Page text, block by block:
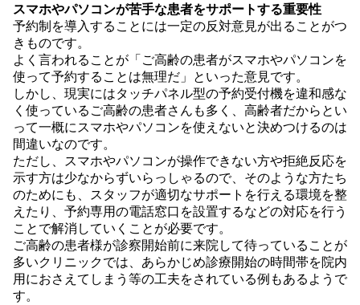
スマホやパソコンが苦手な患者をサポートする重要性
予約制を導入することには一定の反対意見が出ることがつ
きものです。
よく言われることが「ご高齢の患者がスマホやパソコンを
使って予約することは無理だ」といった意見です。
しかし、現実にはタッチパネル型の予約受付機を違和感な
く使っているご高齢の患者さんも多く、高齢者だからとい
って一概にスマホやパソコンを使えないと決めつけるのは
間違いなのです。
ただし、スマホやパソコンが操作できない方や拒絶反応を
示す方は少なからずいらっしゃるので、そのような方たち
のためにも、スタッフが適切なサポートを行える環境を整
えたり、予約専用の電話窓口を設置するなどの対応を行う
ことで解消していくことが必要です。
ご高齢の患者様が診察開始前に来院して待っていることが
多いクリニックでは、あらかじめ診療開始の時間帯を院内
用におさえてしまう等の工夫をされている例もあるようで
す。